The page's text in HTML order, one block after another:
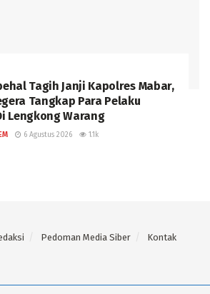
Tagih Janji Kapolres Mabar,
Tangkap Para Pelaku
Lengkong Warang
6 Agustus 2026 1.1k
Pedoman Media Siber Kontak